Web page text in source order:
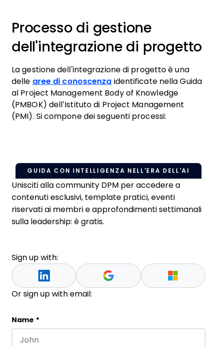
Processo di gestione
dell'integrazione di progetto
La gestione dell'integrazione di progetto è una
delle aree di conoscenza identificate nella Guida
al Project Management Body of Knowledge
(PMBOK) dell’Istituto di Project Management
(PMI). Si compone dei seguenti processi:
GUIDA CON INTELLIGENZA NELL'ERA DELL'AI
Unisciti alla community DPM per accedere a
contenuti esclusivi, template pratici, eventi
riservati ai membri e approfondimenti settimanali
sulla leadership: è gratis.
Sign up with:
Or sign up with email:
Name
Name *